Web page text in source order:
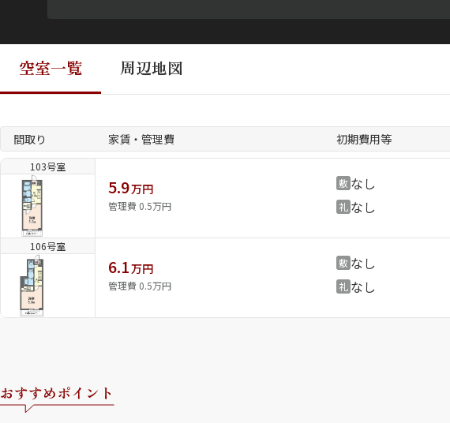
空室一覧 周辺地図
間取り 家賃・管理費 初期費用等
103号室
5.9万円
管理費 0.5万円
敷なし
礼なし
106号室
6.1万円
管理費 0.5万円
敷なし
礼なし
おすすめポイント